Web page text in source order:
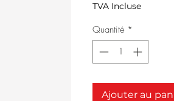
TVA Incluse
Quantité *
Ajouter au